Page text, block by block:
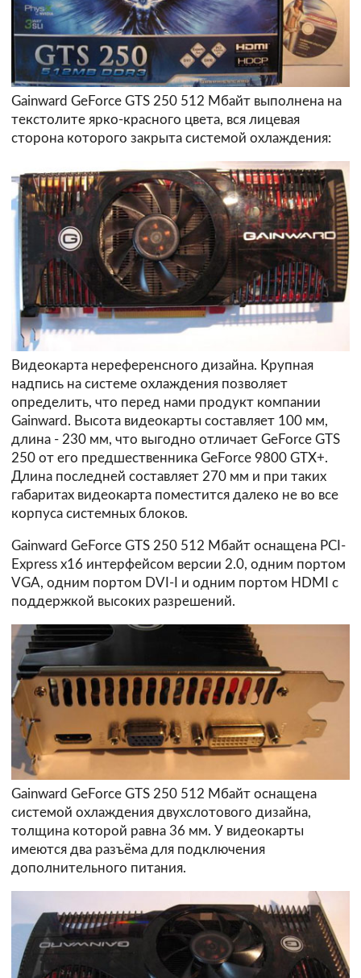
Gainward GeForce GTS 250 512 Мбайт выполнена на
текстолите ярко-красного цвета, вся лицевая
сторона которого закрыта системой охлаждения:
Видеокарта нереференсного дизайна. Крупная
надпись на системе охлаждения позволяет
определить, что перед нами продукт компании
Gainward. Высота видеокарты составляет 100 мм,
длина - 230 мм, что выгодно отличает GeForce GTS
250 от его предшественника GeForce 9800 GTX+.
Длина последней составляет 270 мм и при таких
габаритах видеокарта поместится далеко не во все
корпуса системных блоков.
Gainward GeForce GTS 250 512 Мбайт оснащена PCI-
Express x16 интерфейсом версии 2.0, одним портом
VGA, одним портом DVI-I и одним портом HDMI с
поддержкой высоких разрешений.
Gainward GeForce GTS 250 512 Мбайт оснащена
системой охлаждения двухслотового дизайна,
толщина которой равна 36 мм. У видеокарты
имеются два разъёма для подключения
дополнительного питания.